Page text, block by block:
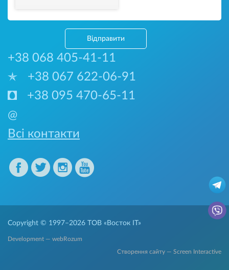
Відправити
+38 068 405-41-11
+38 067 622-06-91
+38 095 470-65-11
@
Всі контакти
Copyright © 1997–2026 ТОВ «Восток IT»
Development — webRozum
Створення сайту — Screen Interactive